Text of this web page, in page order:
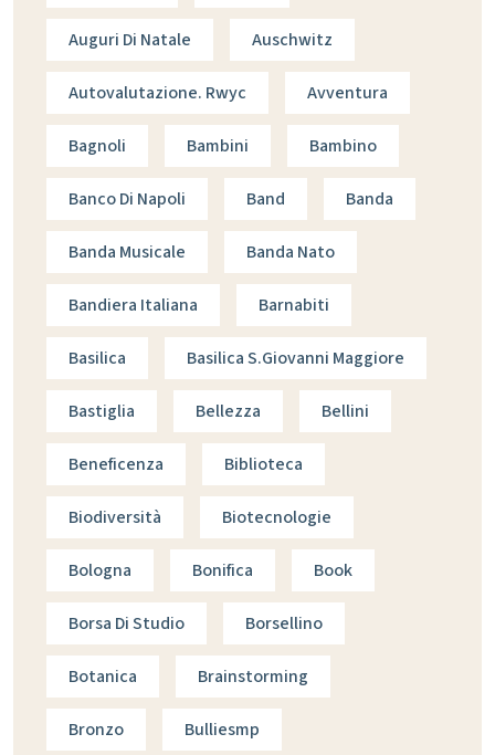
Auguri Di Natale Auschwitz
Autovalutazione. Rwyc Avventura
Bagnoli Bambini Bambino
Banco Di Napoli Band Banda
Banda Musicale Banda Nato
Bandiera Italiana Barnabiti
Basilica Basilica S.giovanni Maggiore
Bastiglia Bellezza Bellini
Beneficenza Biblioteca
Biodiversità Biotecnologie
Bologna Bonifica Book
Borsa Di Studio Borsellino
Botanica Brainstorming
Bronzo Bulliesmp